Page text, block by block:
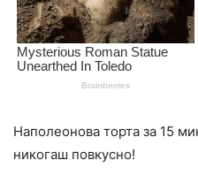
Наполеонова торта за 15
никогаш повкусно!